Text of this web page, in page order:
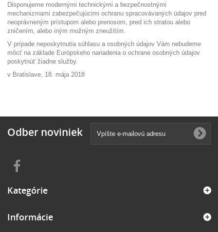
Disponujeme modernými technickými a bezpečnostnými
mechanizmami zabezpečujúcimi ochranu spracovávaných údajov pred
neoprávneným prístupom alebo prenosom, pred ich stratou alebo
zničením, alebo iným možným zneužitím.
V prípade neposkytnutia súhlasu a osobných údajov Vám nebudeme
môcť na základe Európskeho nariadenia o ochrane osobných údajov
poskytnúť žiadne služby.
v Bratislave, 18. mája 2018
Odber noviniek
Kategórie
Informácie